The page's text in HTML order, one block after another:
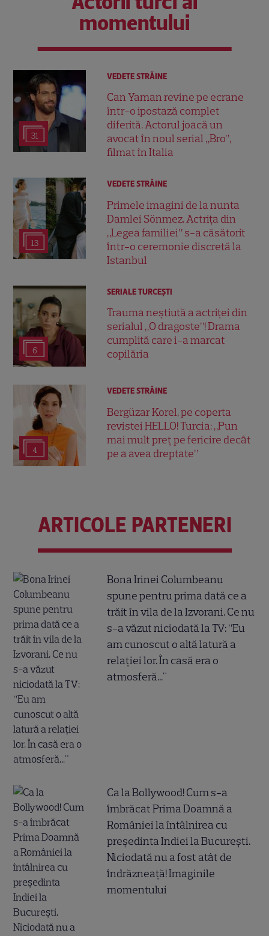
momentului
31
VEDETE STRĂINE
Can Yaman revine pe ecrane
într-o ipostază complet
diferită. Actorul joacă un
avocat în noul serial „Bro”,
filmat în Italia
13
VEDETE STRĂINE
Primele imagini de la nunta
Damlei Sönmez. Actrița din
„Legea familiei” s-a căsătorit
într-o ceremonie discretă la
Istanbul
6
SERIALE TURCEŞTI
Trauma neștiută a actriței din
serialul „O dragoste”! Drama
cumplită care i-a marcat
copilăria
4
VEDETE STRĂINE
Bergüzar Korel, pe coperta
revistei HELLO! Turcia: „Pun
mai mult preț pe fericire decât
pe a avea dreptate”
ARTICOLE PARTENERI
Bona Irinei Columbeanu
spune pentru prima dată ce a
trăit în vila de la Izvorani. Ce nu
s-a văzut niciodată la TV: ”Eu
am cunoscut o altă latură a
relației lor. În casă era o
atmosferă..."
Ca la Bollywood! Cum s-a
îmbrăcat Prima Doamnă a
României la întâlnirea cu
președinta Indiei la București.
Niciodată nu a fost atât de
îndrăzneață! Imaginile
momentului